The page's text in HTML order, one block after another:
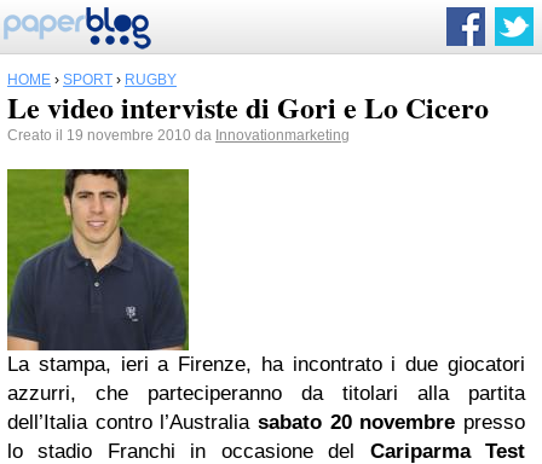
HOME › SPORT › RUGBY
Le video interviste di Gori e Lo Cicero
Creato il 19 novembre 2010 da Innovationmarketing
La stampa, ieri a Firenze, ha incontrato i due giocatori
azzurri, che parteciperanno da titolari alla partita
dell’Italia contro l’Australia sabato 20 novembre presso
lo stadio Franchi in occasione del Cariparma Test